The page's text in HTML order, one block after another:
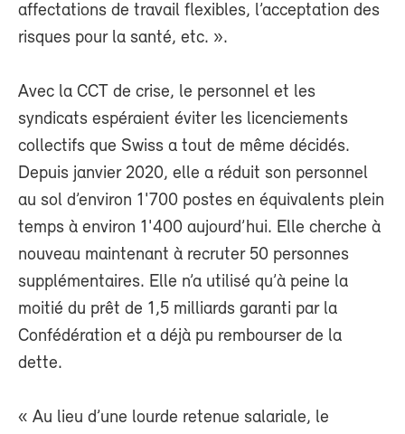
affectations de travail flexibles, l’acceptation des
risques pour la santé, etc. ».
Avec la CCT de crise, le personnel et les
syndicats espéraient éviter les licenciements
collectifs que Swiss a tout de même décidés.
Depuis janvier 2020, elle a réduit son personnel
au sol d’environ 1'700 postes en équivalents plein
temps à environ 1'400 aujourd’hui. Elle cherche à
nouveau maintenant à recruter 50 personnes
supplémentaires. Elle n’a utilisé qu’à peine la
moitié du prêt de 1,5 milliards garanti par la
Confédération et a déjà pu rembourser de la
dette.
« Au lieu d’une lourde retenue salariale, le